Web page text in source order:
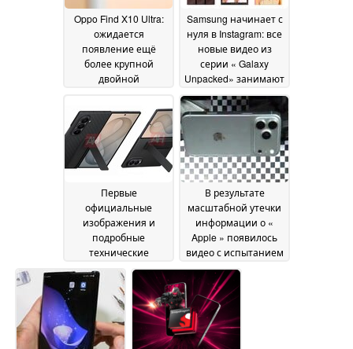
Oppo Find X10 Ultra:
ожидается
появление ещё
более крупной
двойной
камеры Hasselblad и
квадратного сенсора
02 July 2026
Samsung начинает с
нуля в Instagram: все
новые видео из
серии « Galaxy
Unpacked» занимают
лидирующие
позиции01 July 2026
Первые
официальные
изображения и
подробные
технические
характеристики всех
трёх моделей
Samsung серии «
Galaxy » с дисплеем
Z Fold в преддверии
запуска30 June 2026
В результате
масштабной утечки
информации о «
Apple » появилось
видео с испытанием
iPhone 18 Pro на
падение,
информация о
новом «Dynamic
Island» и многое
другое
30 June 2026